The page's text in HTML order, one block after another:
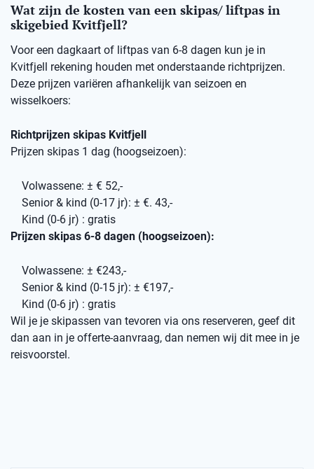
Wat zijn de kosten van een skipas/ liftpas in
skigebied Kvitfjell?
Voor een dagkaart of liftpas van 6-8 dagen kun je in
Kvitfjell rekening houden met onderstaande richtprijzen.
Deze prijzen variëren afhankelijk van seizoen en
wisselkoers:
Richtprijzen skipas Kvitfjell
Prijzen skipas 1 dag (hoogseizoen):
Volwassene: ± € 52,-
Senior & kind (0-17 jr): ± €. 43,-
Kind (0-6 jr) : gratis
Prijzen skipas 6-8 dagen (hoogseizoen):
Volwassene: ± €243,-
Senior & kind (0-15 jr): ± €197,-
Kind (0-6 jr) : gratis
Wil je je skipassen van tevoren via ons reserveren, geef dit
dan aan in je offerte-aanvraag, dan nemen wij dit mee in je
reisvoorstel.